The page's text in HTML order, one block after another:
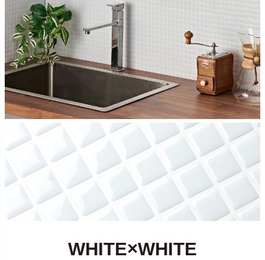
WHITE×WHITE